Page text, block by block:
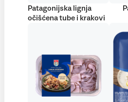
Patagonijska lignja
očišćena tube i krakovi